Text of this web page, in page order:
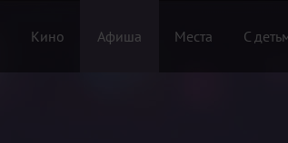
Кино Афиша Места С